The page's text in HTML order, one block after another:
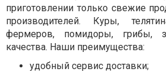
приготовлении только свежие
производителей. Куры,
фермеров, помидоры, грибы,
качества. Наши преимущества:
удобный сервис доставки;